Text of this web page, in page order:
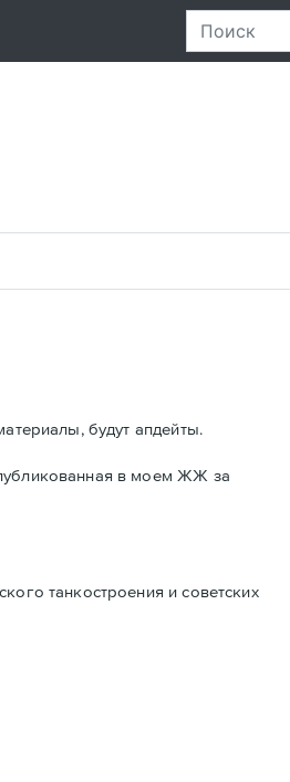
будут апдейты.
в моем ЖЖ за
танкостроения и советских